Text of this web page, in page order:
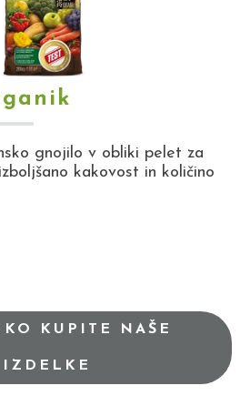
gnojilo v obliki pelet za
kakovost in količino
KUPITE NAŠE
IZDELKE